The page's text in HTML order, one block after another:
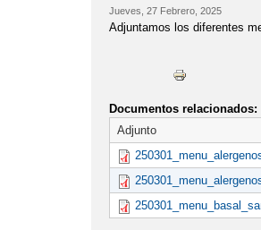
EVALUACIÓN DEL
Jueves, 27 Febrero, 2025
Adjuntamos los diferentes
Documentos relacionados:
Adjunto